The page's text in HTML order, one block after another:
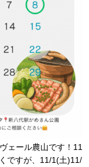
ェール農山です！11
ですが、11/1(土)11/